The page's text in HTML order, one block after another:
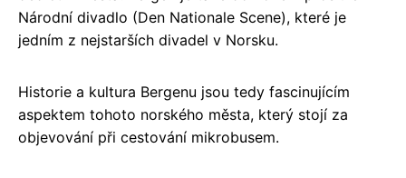
Národní divadlo (Den Nationale Scene), které je
jedním z nejstarších divadel v Norsku.
Historie a kultura Bergenu jsou tedy fascinujícím
aspektem tohoto norského města, který stojí za
objevování při cestování mikrobusem.